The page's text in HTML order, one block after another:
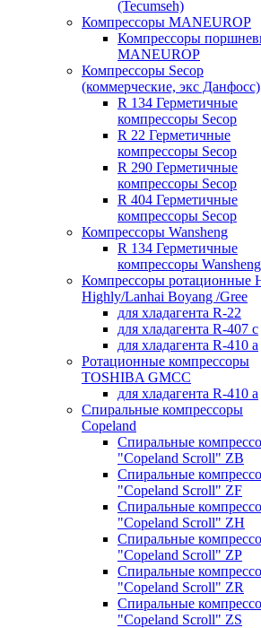
(Tecumseh)
Компрессоры MANEUROP
Компрессоры
MANEUROP
Компрессоры Secop
(коммерческие, экс Данфосс)
R 134 Герметичные
компрессоры Secop
R 22 Герметичные
компрессоры Secop
R 290 Герметичные
компрессоры Secop
R 404 Герметичные
компрессоры Secop
Компрессоры Wansheng
R 134 Герметичные
компрессоры Wansheng
Компрессоры ротационные
Highly/Lanhai Boyang /Gree
для хладагента R-22
для хладагента R-407 с
для хладагента R-410 а
Ротационные компрессоры
TOSHIBA GMCC
для хладагента R-410 а
Спиральные компрессоры
Copeland
Спиральные
"Copeland Scroll" ZB
Спиральные
"Copeland Scroll" ZF
Спиральные
"Copeland Scroll" ZH
Спиральные
"Copeland Scroll" ZP
Спиральные
"Copeland Scroll" ZR
Спиральные
"Copeland Scroll" ZS